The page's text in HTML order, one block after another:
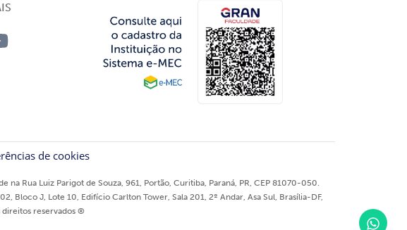
de cookies
Rua Luiz Parigot de Souza, 961, Portão, Curitiba, Paraná, PR, CEP 81070-050.
Bloco J, Lote 10, Edifício Carlton Tower, Sala 201, 2º Andar, Asa Sul, Brasília-DF,
reservados ®